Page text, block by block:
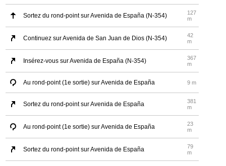
Sortez du rond-point sur Avenida de España (N-354)
127
m
Continuez sur Avenida de San Juan de Dios (N-354)
42
m
Insérez-vous sur Avenida de España (N-354)
367
m
Au rond-point (1e sortie) sur Avenida de España 9 m
Sortez du rond-point sur Avenida de España
381
m
Au rond-point (1e sortie) sur Avenida de España
23
m
Sortez du rond-point sur Avenida de España
79
m